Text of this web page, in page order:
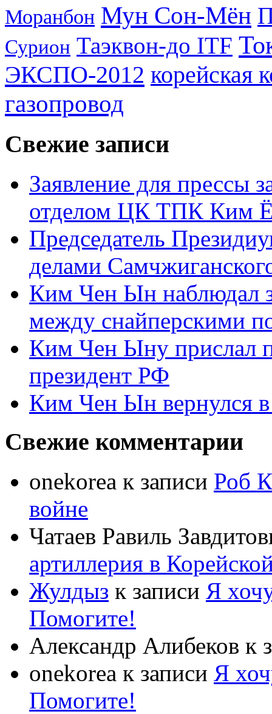
Моранбон Мун Сон-Мён
Сурион Таэквон-до ITF
ЭКСПО-2012 корейская
газопровод
Свежие записи
Заявление для прессы
отделом ЦК ТПК Ким
Председатель
делами
Ким Чен Ын наблюдал
между снайперскими
Ким Чен Ыну прислал
президент РФ
Ким Чен Ын вернулся
Свежие комментарии
onekorea к записи Роб
войне
Чатаев Равиль
артиллерия в
Жулдыз к записи Я
Помогите!
Александр Алибеков к
onekorea к записи Я
Помогите!